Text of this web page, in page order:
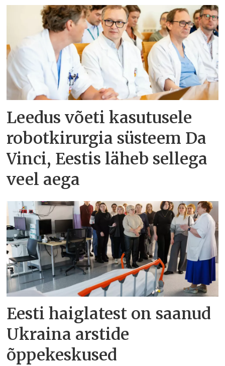
Leedus võeti kasutusele
robotkirurgia süsteem Da
Vinci, Eestis läheb sellega
veel aega
Eesti haiglatest on saanud
Ukraina arstide
õppekeskused